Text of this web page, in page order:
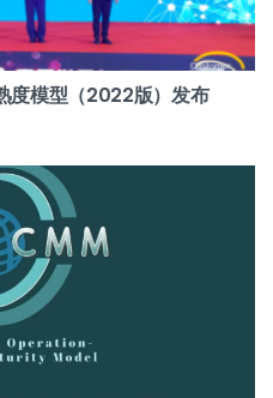
度模型（2022版）发布